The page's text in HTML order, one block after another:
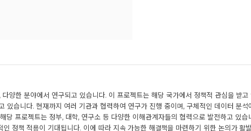
양한 분야에서 연구되고 있습니다. 이 프로젝트는 해당 국가에서 정책적 관심을 받
있습니다. 현재까지 여러 기관과 협력하여 연구가 진행 중이며, 구체적인 데이터 분
당 프로젝트는 정부, 대학, 연구소 등 다양한 이해관계자들의 협력으로 발전하고 있
정책 적용이 기대됩니다. 이에 따라 지속 가능한 해결책을 마련하기 위한 논의가